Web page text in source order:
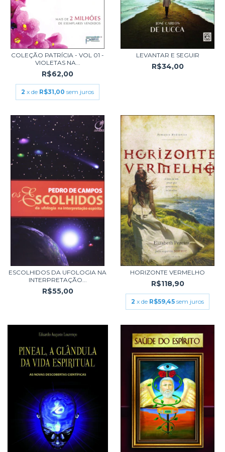
COLEÇÃO PATRÍCIA - VOL 01 -
VIOLETAS NA...
R$62,00
2 x de R$31,00 sem juros
LEVANTAR E SEGUIR
R$34,00
ESCOLHIDOS DA UFOLOGIA NA
INTERPRETAÇÃO...
R$55,00
HORIZONTE VERMELHO
R$118,90
2 x de R$59,45 sem juros